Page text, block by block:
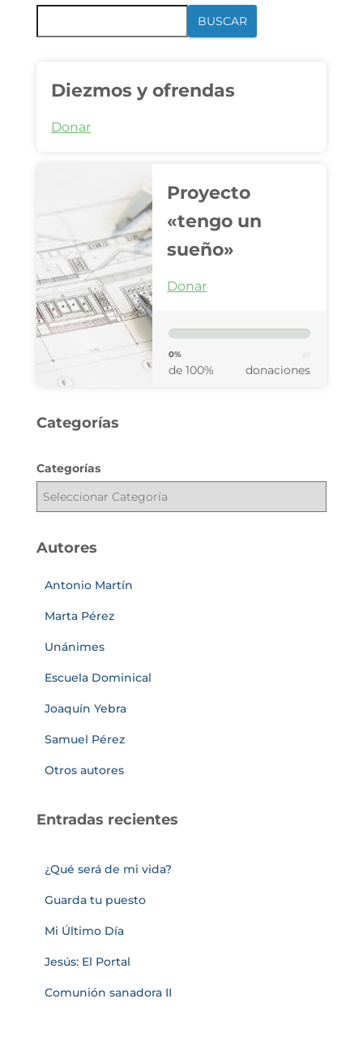
BUSCAR
Diezmos y ofrendas
Donar
Proyecto
«tengo un
sueño»
Donar
0%
de 100% donaciones
Categorías
Categorías
Autores
Antonio Martín
Marta Pérez
Unánimes
Escuela Dominical
Joaquín Yebra
Samuel Pérez
Otros autores
Entradas recientes
¿Qué será de mi vida?
Guarda tu puesto
Mi Último Día
Jesús: El Portal
Comunión sanadora II